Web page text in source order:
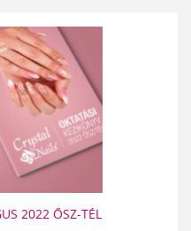
2022 ŐSZ-TÉL